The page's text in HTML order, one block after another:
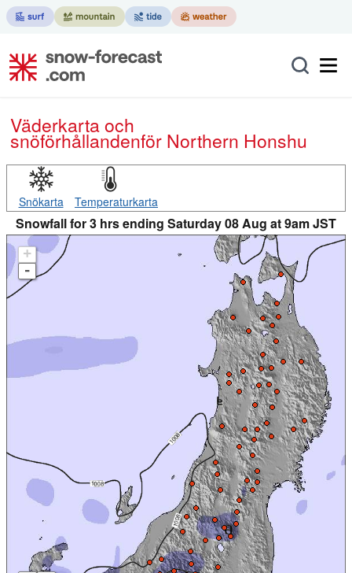
Väderkarta och
snöförhållandenför Northern Honshu
Snökarta Temperaturkarta
Snowfall for 3 hrs ending Saturday 08 Aug at 9am JST
+
-